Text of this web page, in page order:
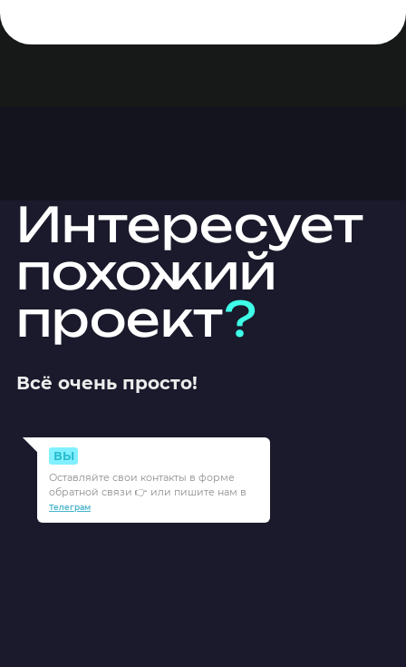
Интересует
похожий
проект?
Всё очень просто!
ВЫ
Оставляйте свои контакты в форме
обратной связи 👉 или пишите нам в
Телеграм